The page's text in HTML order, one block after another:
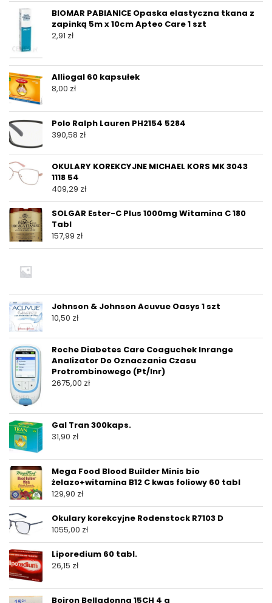
BIOMAR PABIANICE Opaska elastyczna tkana z
zapinką 5m x 10cm Apteo Care 1 szt
2,91 zł
Alliogal 60 kapsułek
8,00 zł
Polo Ralph Lauren PH2154 5284
390,58 zł
OKULARY KOREKCYJNE MICHAEL KORS MK 3043
1118 54
409,29 zł
SOLGAR Ester-C Plus 1000mg Witamina C 180
Tabl
157,99 zł
Johnson & Johnson Acuvue Oasys 1 szt
10,50 zł
Roche Diabetes Care Coaguchek Inrange
Analizator Do Oznaczania Czasu
Protrombinowego (Pt/Inr)
2675,00 zł
Gal Tran 300kaps.
31,90 zł
Mega Food Blood Builder Minis bio
żelazo+witamina B12 C kwas foliowy 60 tabl
129,90 zł
Okulary korekcyjne Rodenstock R7103 D
1055,00 zł
Liporedium 60 tabl.
26,15 zł
Boiron Belladonna 15CH 4 g